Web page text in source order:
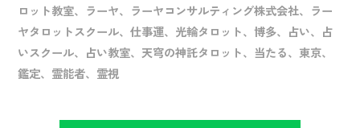
ロット教室、ラーヤ、ラーヤコンサルティング株式会社、ラー
ヤタロットスクール、仕事運、光輪タロット、博多、占い、占
いスクール、占い教室、天穹の神託タロット、当たる、東京、
鑑定、霊能者、霊視